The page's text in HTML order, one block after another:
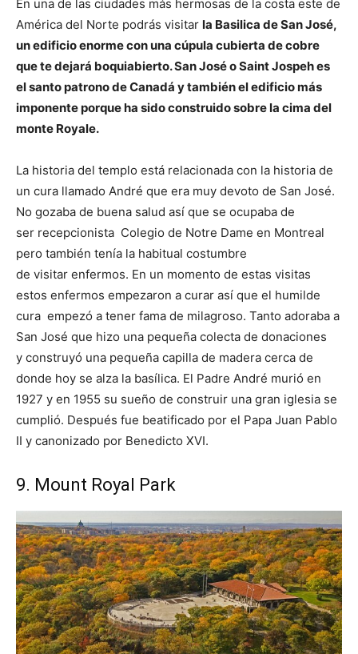
En una de las ciudades más hermosas de la costa este de
América del Norte podrás visitar la Basilica de San José,
un edificio enorme con una cúpula cubierta de cobre
que te dejará boquiabierto. San José o Saint Jospeh es
el santo patrono de Canadá y también el edificio más
imponente porque ha sido construido sobre la cima del
monte Royale.
La historia del templo está relacionada con la historia de
un cura llamado André que era muy devoto de San José.
No gozaba de buena salud así que se ocupaba de
ser recepcionista Colegio de Notre Dame en Montreal
pero también tenía la habitual costumbre
de visitar enfermos. En un momento de estas visitas
estos enfermos empezaron a curar así que el humilde
cura empezó a tener fama de milagroso. Tanto adoraba a
San José que hizo una pequeña colecta de donaciones
y construyó una pequeña capilla de madera cerca de
donde hoy se alza la basílica. El Padre André murió en
1927 y en 1955 su sueño de construir una gran iglesia se
cumplió. Después fue beatificado por el Papa Juan Pablo
II y canonizado por Benedicto XVI.
9. Mount Royal Park